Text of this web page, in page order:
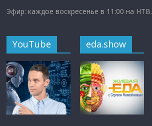
Эфир: каждое воскресенье в 11:00 на НТВ.
YouTube eda.show